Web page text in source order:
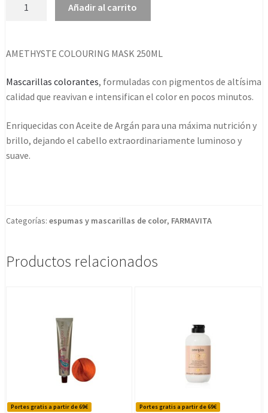
9,82€.6,89€.
cantidad
Añadir al carrito
AMETHYSTE COLOURING MASK 250ML
Mascarillas colorantes, formuladas con pigmentos de altísima
calidad que reavivan e intensifican el color en pocos minutos.
Enriquecidas con Aceite de Argán para una máxima nutrición y
brillo, dejando el cabello extraordinariamente luminoso y
suave.
Categorías: espumas y mascarillas de color, FARMAVITA
Productos relacionados
Portes gratis a partir de 69€ Portes gratis a partir de 69€